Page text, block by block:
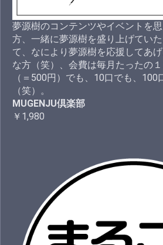
夢源樹のコンテンツやイベントを
方、一緒に夢源樹を盛り上げてい
て、なにより夢源樹を応援してあ
な方（笑）、会費は毎月たったの
（＝500円）でも、10口でも、100
（笑）。
MUGENJU倶楽部
￥1,980